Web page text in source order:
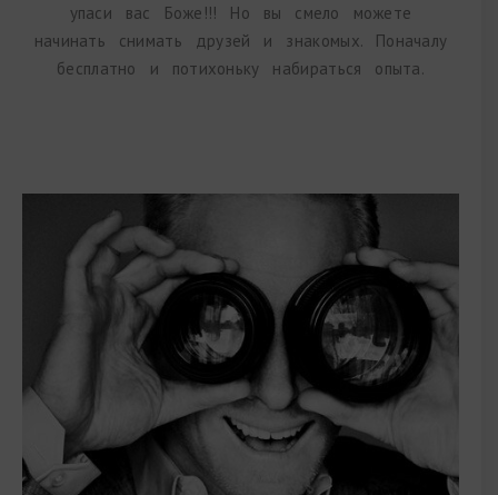
упаси вас Боже!!! Но вы смело можете
начинать снимать друзей и знакомых. Поначалу
бесплатно и потихоньку набираться опыта.